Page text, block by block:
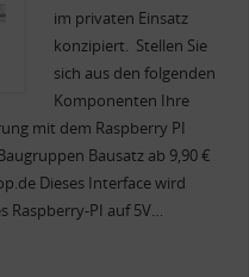
im privaten Einsatz
konzipiert. Stellen Sie
sich aus den folgenden
Komponenten Ihre
mit dem Raspberry PI
Bausatz ab 9,90 €
Dieses Interface wird
Raspberry-PI auf 5V…